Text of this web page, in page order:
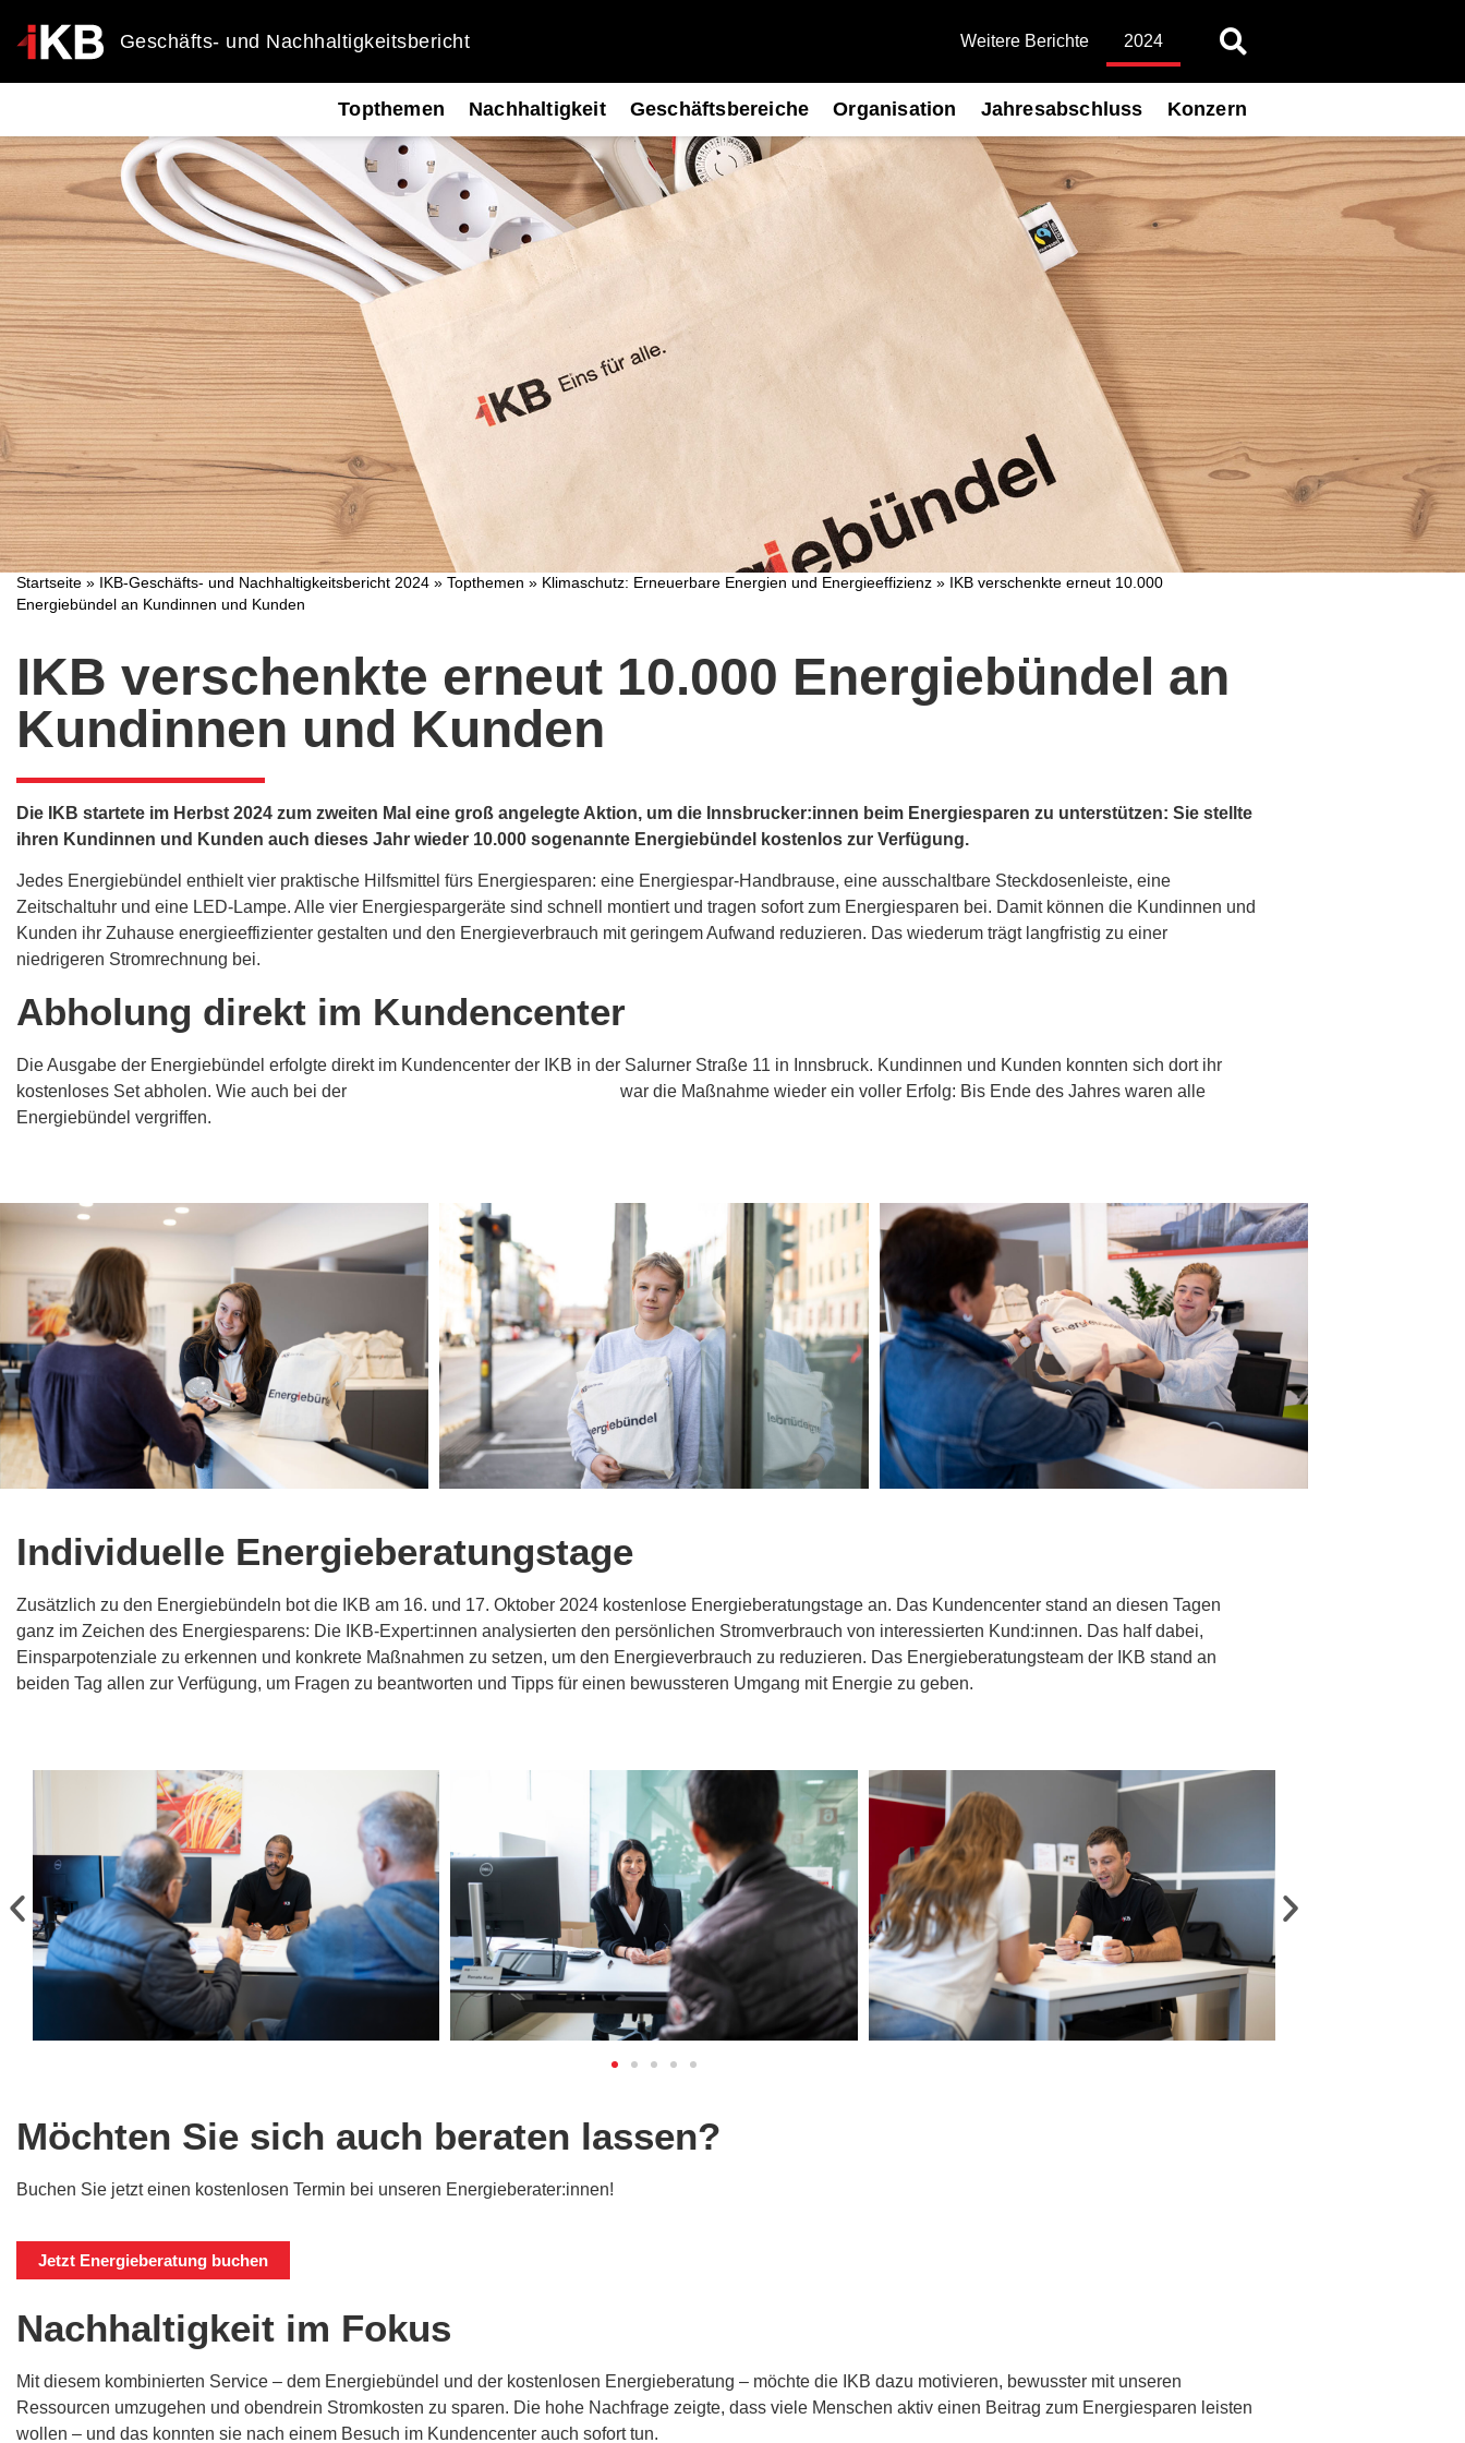
Geschäfts- und Nachhaltigkeitsbericht Weitere Berichte 2024
Topthemen Nachhaltigkeit Geschäftsbereiche Organisation Jahresabschluss Konzern
Startseite » IKB-Geschäfts- und Nachhaltigkeitsbericht 2024 » Topthemen » Klimaschutz: Erneuerbare Energien und Energieeffizienz »
IKB verschenkte erneut 10.000
Energiebündel an Kundinnen und Kunden
IKB verschenkte erneut 10.000 Energiebündel an
Kundinnen und Kunden
Die IKB startete im Herbst 2024 zum zweiten Mal eine groß angelegte Aktion, um die Innsbrucker:innen beim Energiesparen zu unterstützen: Sie stellte
ihren Kundinnen und Kunden auch dieses Jahr wieder 10.000 sogenannte Energiebündel kostenlos zur Verfügung.
Jedes Energiebündel enthielt vier praktische Hilfsmittel fürs Energiesparen: eine Energiespar-Handbrause, eine ausschaltbare Steckdosenleiste, eine
Zeitschaltuhr und eine LED-Lampe. Alle vier Energiespargeräte sind schnell montiert und tragen sofort zum Energiesparen bei. Damit können die Kundinnen und
Kunden ihr Zuhause energieeffizienter gestalten und den Energieverbrauch mit geringem Aufwand reduzieren. Das wiederum trägt langfristig zu einer
niedrigeren Stromrechnung bei.
Abholung direkt im Kundencenter
Die Ausgabe der Energiebündel erfolgte direkt im Kundencenter der IKB in der Salurner Straße 11 in Innsbruck. Kundinnen und Kunden konnten sich dort ihr
kostenloses Set abholen. Wie auch bei der
war die Maßnahme wieder ein voller Erfolg: Bis Ende des Jahres waren alle
Energiebündel vergriffen.
Individuelle Energieberatungstage
Zusätzlich zu den Energiebündeln bot die IKB am 16. und 17. Oktober 2024 kostenlose Energieberatungstage an. Das Kundencenter stand an diesen Tagen
ganz im Zeichen des Energiesparens: Die IKB-Expert:innen analysierten den persönlichen Stromverbrauch von interessierten Kund:innen. Das half dabei,
Einsparpotenziale zu erkennen und konkrete Maßnahmen zu setzen, um den Energieverbrauch zu reduzieren. Das Energieberatungsteam der IKB stand an
beiden Tag allen zur Verfügung, um Fragen zu beantworten und Tipps für einen bewussteren Umgang mit Energie zu geben.
Möchten Sie sich auch beraten lassen?
Buchen Sie jetzt einen kostenlosen Termin bei unseren Energieberater:innen!
Jetzt Energieberatung buchen
Nachhaltigkeit im Fokus
Mit diesem kombinierten Service – dem Energiebündel und der kostenlosen Energieberatung – möchte die IKB dazu motivieren, bewusster mit unseren
Ressourcen umzugehen und obendrein Stromkosten zu sparen. Die hohe Nachfrage zeigte, dass viele Menschen aktiv einen Beitrag zum Energiesparen leisten
wollen – und das konnten sie nach einem Besuch im Kundencenter auch sofort tun.